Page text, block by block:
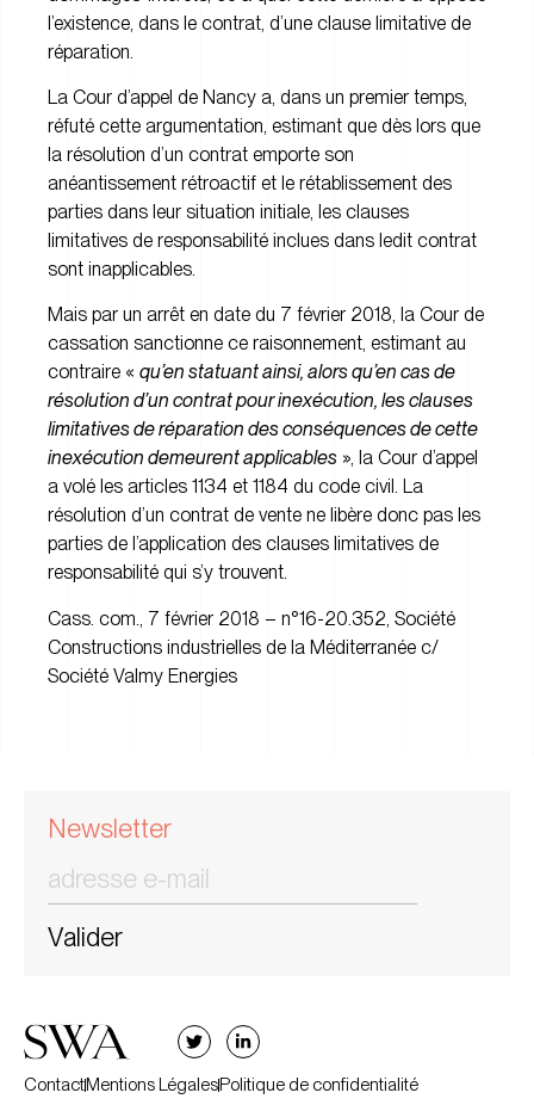
l’existence, dans le contrat, d’une clause limitative de
réparation.
La Cour d’appel de Nancy a, dans un premier temps,
réfuté cette argumentation, estimant que dès lors que
la résolution d’un contrat emporte son
anéantissement rétroactif et le rétablissement des
parties dans leur situation initiale, les clauses
limitatives de responsabilité inclues dans ledit contrat
sont inapplicables.
Mais par un arrêt en date du 7 février 2018, la Cour de
cassation sanctionne ce raisonnement, estimant au
contraire « qu’en statuant ainsi, alors qu’en cas de
résolution d’un contrat pour inexécution, les clauses
limitatives de réparation des conséquences de cette
inexécution demeurent applicables », la Cour d’appel
a volé les articles 1134 et 1184 du code civil. La
résolution d’un contrat de vente ne libère donc pas les
parties de l’application des clauses limitatives de
responsabilité qui s’y trouvent.
Cass. com., 7 février 2018 – n°16-20.352, Société
Constructions industrielles de la Méditerranée c/
Société Valmy Energies
Newsletter
Valider
ContactMentions LégalesPolitique de confidentialité